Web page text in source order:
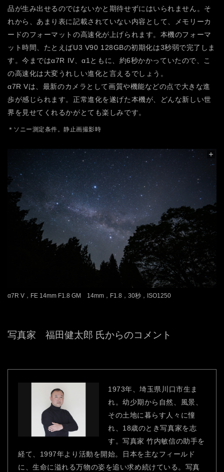
品が生み出せるのではないかと期待せずにはいられません。そ
れから、あまり表に記載されていない内容として、メモリーカ
ードのフォーマットの高速化が上げられます。本機のフォーマ
ット時間、たとえばU3 V90 128GBの初期化は3秒弱で完了しま
す。今まではα7R IV、α1ともに、約6秒かかっていたので、こ
の高速化は大変うれしい進化と言えるでしょう。
α7R Vは、最新のカメラとして画質や機能などの点で大きな進
歩が感じられます。正常進化を遂げた本機が、どんな新しい世
界を見せてくれるかがとても楽しみです。
＊ソニー測定条件。静止画撮影時
α7R V，FE 14mm F1.8 GM 14mm，F1.8，30秒，ISO1250
写真家 福田健太郎 氏からのコメント
1973年、埼玉県川口市生ま
れ。幼少期から自然、風景、
その土地に暮らす人々に憧
れ、18歳のとき写真家を志
す。写真家 竹内敏信の助手を
経て、1997年より活動を開始。日本を主なフィールド
に、生命に溢れる万物の姿を追い求め続けている。写真